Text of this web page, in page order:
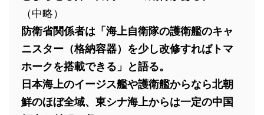
（中略）
防衛省関係者は「海上自衛隊の護衛艦のキャ
ニスター（格納容器）を少し改修すればトマ
ホークを搭載できる」と語る。
日本海上のイージス艦や護衛艦からなら北朝
鮮のほぼ全域、東シナ海上からは一定の中国